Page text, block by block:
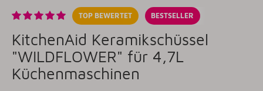
TOP BEWERTET BESTSELLER
KitchenAid Keramikschüssel
"WILDFLOWER" für 4,7L
Küchenmaschinen